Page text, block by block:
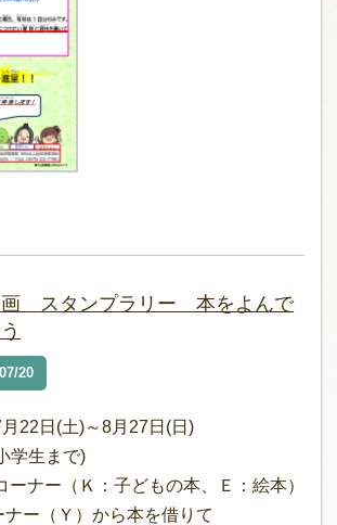
画 スタンプラリー 本をよんで
20
22日(土)～8月27日(日)
学生まで)
ーナー（Ｋ：子どもの本、Ｅ：絵本）
ー（Ｙ）から本を借りて